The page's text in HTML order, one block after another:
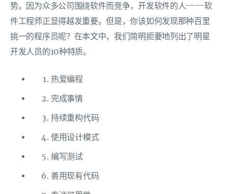
势。因为众多公司围绕软件而竞争，开发软件的人——软
件工程师正显得越发重要。但是，你该如何发现那种百里
挑一的程序员呢？在本文中，我们简明扼要地列出了明星
开发人员的10种特质。
热爱编程
完成事情
持续重构代码
使用设计模式
编写测试
善用现有代码